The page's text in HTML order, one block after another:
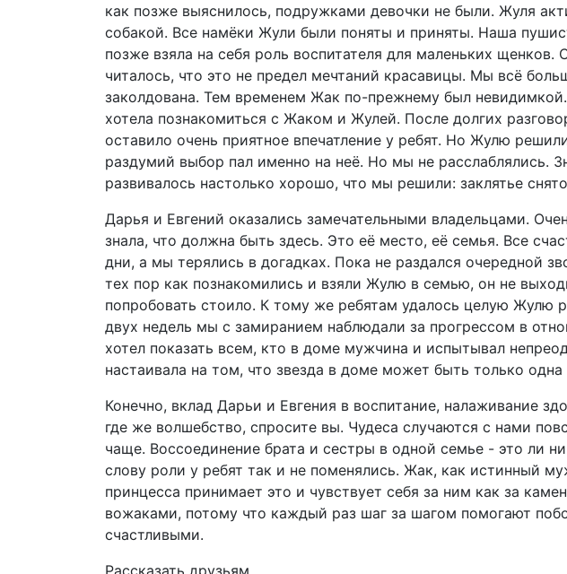
как позже выяснилось, подружками девочки не были. Жуля
собакой. Все намёки Жули были поняты и приняты. Наша
позже взяла на себя роль воспитателя для маленьких
читалось, что это не предел мечтаний красавицы. Мы всё
заколдована. Тем временем Жак по-прежнему был
хотела познакомиться с Жаком и Жулей. После долгих
оставило очень приятное впечатление у ребят. Но Жулю
раздумий выбор пал именно на неё. Но мы не расслаблялись.
развивалось настолько хорошо, что мы решили: заклятье
Дарья и Евгений оказались замечательными владельцами.
знала, что должна быть здесь. Это её место, её семья. Все
дни, а мы терялись в догадках. Пока не раздался очередной
тех пор как познакомились и взяли Жулю в семью, он не
попробовать стоило. К тому же ребятам удалось целую Жулю
двух недель мы с замиранием наблюдали за прогрессом в
хотел показать всем, кто в доме мужчина и испытывал
настаивала на том, что звезда в доме может быть только
Конечно, вклад Дарьи и Евгения в воспитание, налаживание
где же волшебство, спросите вы. Чудеса случаются с нами
чаще. Воссоединение брата и сестры в одной семье - это ли
слову роли у ребят так и не поменялись. Жак, как истинный
принцесса принимает это и чувствует себя за ним как за
вожаками, потому что каждый раз шаг за шагом помогают
счастливыми.